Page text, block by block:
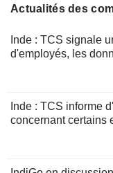
Actualités des
Inde : TCS signale
d'employés, les
Inde : TCS informe
concernant certains